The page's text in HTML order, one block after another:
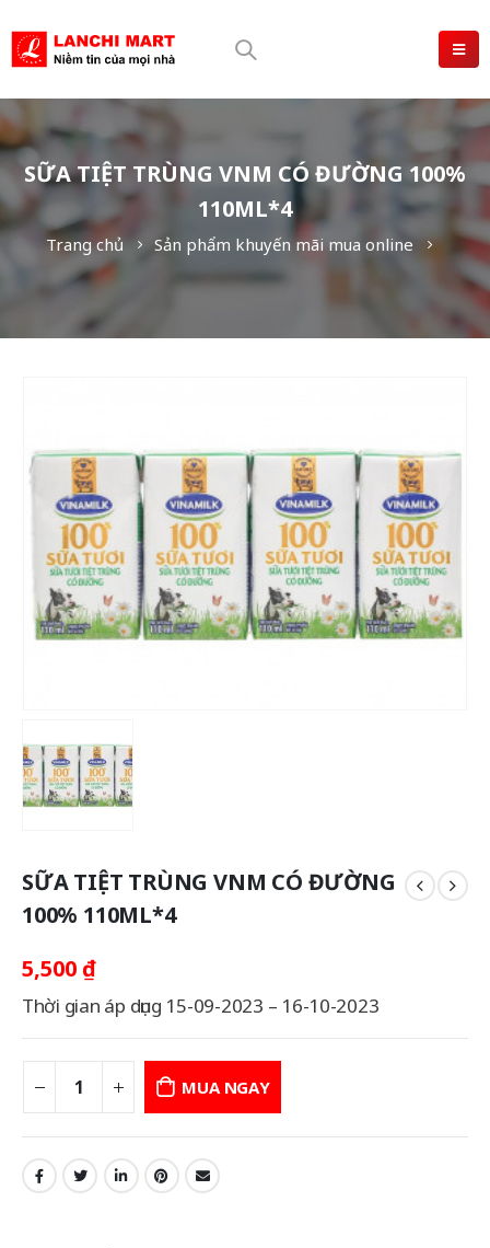
SỮA TIỆT TRÙNG VNM CÓ ĐƯỜNG 100%
110ML*4
Trang chủ Sản phẩm khuyến mãi mua online
SỮA TIỆT TRÙNG VNM CÓ ĐƯỜNG
100% 110ML*4
5,500 ₫
Thời gian áp dụng 15-09-2023 – 16-10-2023
MUA NGAY